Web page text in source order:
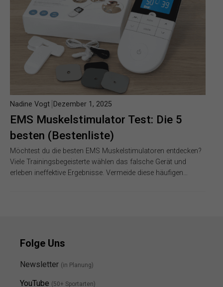
EMS Muskelstimulator Test: Die 5
besten (Bestenliste)
Nadine Vogt Dezember 1, 2025
Möchtest du die besten EMS Muskelstimulatoren entdecken?
Viele Trainingsbegeisterte wählen das falsche Gerät und
erleben ineffektive Ergebnisse. Vermeide diese häufigen…
Folge Uns
Newsletter (in Planung)
YouTube (50+ Sportarten)